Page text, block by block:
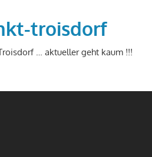
troisdorf
… aktueller geht kaum !!!